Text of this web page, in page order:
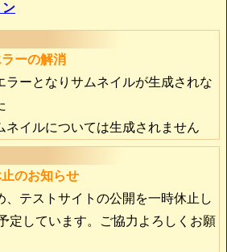
ン
ーの解消
ラーとなりサムネイルが生成されな
ネイルについては生成されません
のお知らせ
、テストサイトの公開を一時休止し
定しています。ご協力よろしくお願